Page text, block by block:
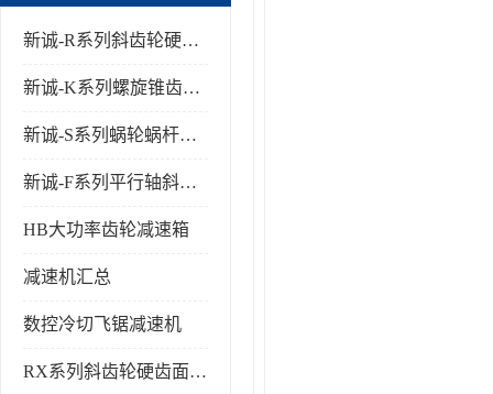
新诚-R系列斜齿轮硬齿面减速机
新诚-K系列螺旋锥齿轮减速机
新诚-S系列蜗轮蜗杆齿轮减速机
新诚-F系列平行轴斜齿轮减速机
HB大功率齿轮减速箱
减速机汇总
数控冷切飞锯减速机
RX系列斜齿轮硬齿面减速机